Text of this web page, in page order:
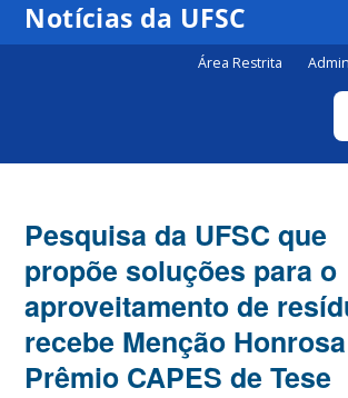
Notícias da UFSC
Área Restrita
Pesquisa da UFSC que
propõe soluções para o
aproveitamento de
recebe Menção
Prêmio CAPES de Tese